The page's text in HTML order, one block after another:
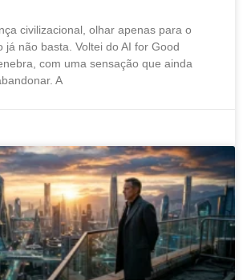
civilizacional, olhar apenas para o
já não basta. Voltei do AI for Good
com uma sensação que ainda
A